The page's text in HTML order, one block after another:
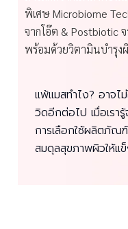
พิเศษ Microbiome
จากโอ๊ต & Postbiotic
พร้อมด้วยวิตามินบำรุง
แพ้แมสทำไง? อาจ
วิดอีกต่อไป เมื่อเรา
การเลือกใช้ผลิตภัณ
สมดุลสุขภาพผิวให้แ